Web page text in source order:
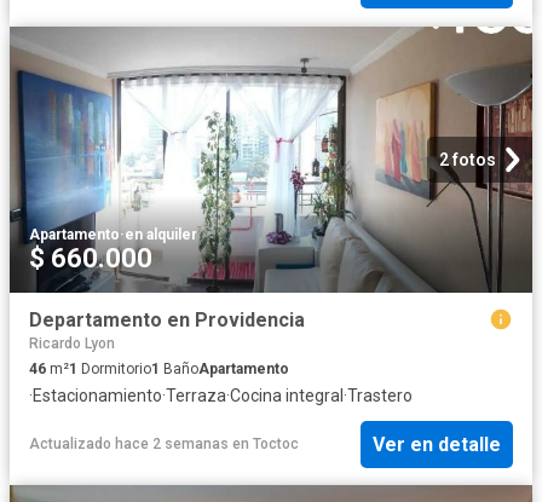
2 fotos
Apartamento·en alquiler
$ 660.000
Departamento en Providencia
Ricardo Lyon
46 m²1 Dormitorio1 BañoApartamento
·Estacionamiento·Terraza·Cocina integral·Trastero
Actualizado hace 2 semanas en Toctoc Ver en detalle